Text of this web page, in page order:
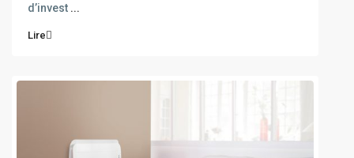
d’invest ...
Lire